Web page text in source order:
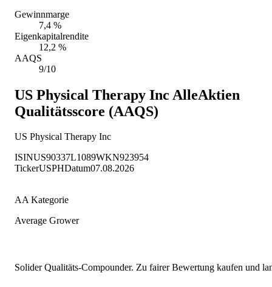
Gewinnmarge
7,4 %
Eigenkapitalrendite
12,2 %
AAQS
9/10
US Physical Therapy Inc AlleAktien
Qualitätsscore (AAQS)
US Physical Therapy Inc
ISINUS90337L1089WKN923954
TickerUSPHDatum07.08.2026
AA Kategorie
Average Grower
Solider Qualitäts-Compounder. Zu fairer Bewertung kaufen und